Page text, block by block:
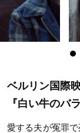
ベルリン国際
『白い牛のバ
愛する夫が冤罪